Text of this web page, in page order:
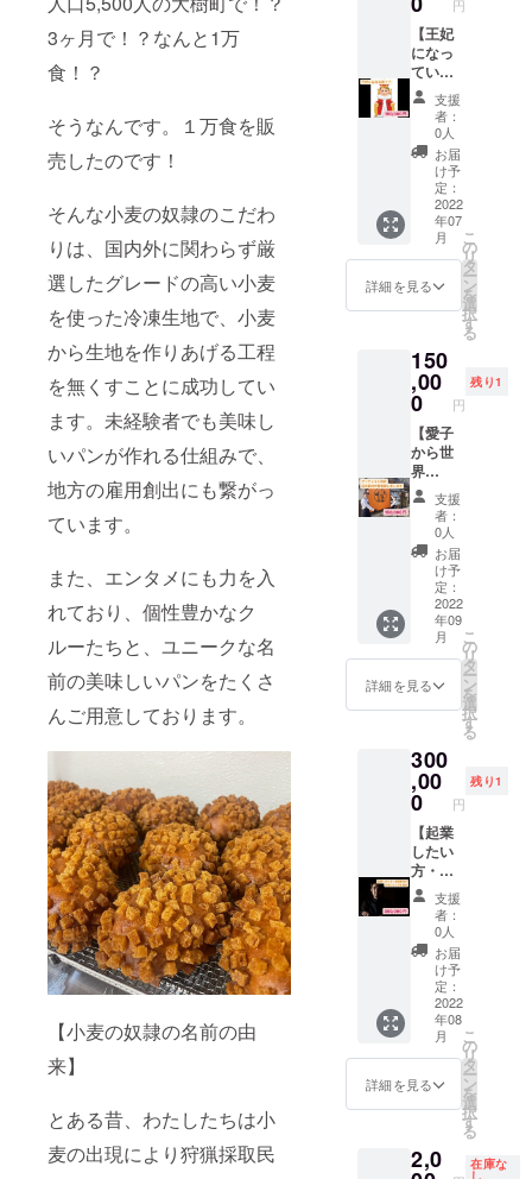
3ヶ月で！？なんと1万
食！？
そうなんです。１万食を販
売したのです！
そんな小麦の奴隷のこだわ
りは、国内外に関わらず厳
選したグレードの高い小麦
を使った冷凍生地で、小麦
から生地を作りあげる工程
を無くすことに成功してい
ます。未経験者でも美味し
いパンが作れる仕組みで、
地方の雇用創出にも繋がっ
ています。
また、エンタメにも力を入
れており、個性豊かなク
ルーたちと、ユニークな名
前の美味しいパンをたくさ
んご用意しております。
【小麦の奴隷の名前の由
来】
とある昔、わたしたちは小
麦の出現により狩猟採取民
小さく
なる可
能性が
ありま
すので
ご了承
くださ
い。
※小麦の
奴隷 仙
台愛子
店の
SNSア
カウン
トが存
在する
限り投
稿は残
ります
■提供施
設 ・学
愛子学
園 大沢
者が多
い場
合、他
の保育
施設へ
提供す
ること
もあり
ます）
■提供予
定時
期：
2022年
9月 ■寄
贈まで
のスケ
ルにつ
いて 6
ドファ
ンディ
ング公
開最終
日 7月
支援総
額をも
とに計
画を作
成 8月
幼稚園
夏休み
9月 子
供達に
お届け
※変更す
もござ
います
添加物
子供た
ちへ届
ける様
子を
SNSに
投稿す
る際、
お名前
を記載
しま
す。企
業名や
ニック
ネーム
も可能
前を備
考欄に
入力し
てくだ
さい。
※小麦の
奴隷 仙
台愛子
店の
SNSア
カウン
トが存
在する
限り投
稿は残
ります
■提供施
設 ・学
幼稚園
（支援
者が多
い場
合、他
の保育
施設へ
提供す
ること
もあり
ます）
■提供予
定時
期：
2022年
9月 ■寄
贈まで
のスケ
月20日
でも一
例で
す。感
染症の
状況に
よって
は開催
されな
い場合
もあり
ますの
でご了
承くだ
さい。
■ロゴや
はメー
ルにて
対応い
たしま
す ■期
間：
2022年
7月1日
から
2023年
7月末 ■
掲載方
法：A4
サイズ
の額縁
にスポ
ンサー
様の一
入れる
予定で
す。小
口スポ
ンサー
様は小
さめ、
大口ス
ポン
サー様
は大き
めの文
字で掲
載され
ます。
支援者
数が増
えれば
なる可
合わせ
ての実
施とな
ること
もあり
ます。
■リター
ン内容
・1万円
分のパ
ン購入
※1,000
円分の
パン購
入券10
枚を郵
す（譲
渡可能
です）
※お釣り
は出ま
せんの
でご注
意くだ
さい ※
パン購
入券の
有効期
限は
2023年
7月末と
なりま
す ・近
隣の保
育園の
子供た
60,000
円相当
のパン
を提供
（例：
280〜
310名様
分） ※
保育施
設と相
談しパ
ンの種
類を決
めま
す。お
届け前
に種類
や個数
をメー
ルにて
しま
す。 ・
て頂き
ます！
■リター
ン内容
・店内
に国王
風の肖
像画を
飾らせ
ていた
だきま
す。 ・
12万円
分のパ
ン購入
券
※1,000
パン購
入券120
枚を郵
送しま
す（譲
渡可能
です）
※お釣り
は出ま
せんの
でご注
意くだ
さい ※
パン購
入券の
有効期
限は
2023年
7月末と
なりま
王期
間：
2023年
7月末
（この
日まで
肖像画
を飾り
ま
す！）
円
【王妃
になっ
ていた
だきま
す！！
】 小麦
の奴隷
仙台愛
子店の
王妃に
なって
いただ
きま
す。 ご
来店の
際は
様！」
と御呼
びさせ
て頂き
ます！
■リター
ン内容
・店内
に王妃
風の肖
像画を
飾らせ
ていた
だきま
す。 ・
12万円
分のパ
ン購入
券
※1,000
パン購
入券120
枚を郵
送しま
す（譲
渡可能
です）
※お釣り
は出ま
せんの
でご注
意くだ
さい ※
パン購
入券の
有効期
限は
2023年
7月末と
なりま
妃期
間：
支援
者：
0人
お届
け予
定：
2022
年07
月
詳細を見る
こ
の
リ
タ
ー
ン
を
選
択
す
る
150
,00
0 円
残り1
【愛子
から世
界
へ！？
店の前
の大看
板！あ
なたの
アート
で埋め
ません
か】 ※
アー
ティス
ト向け
のリ
です 半
年間、
店の前
の大き
な看板
貸し出
しま
す。
テーマ
は小
麦！！
店内に
てアー
ティス
ト（支
援者）
様の紹
介等も
させて
いただ
す！ ■
小麦と
支援
者：
0人
お届
け予
定：
2022
年09
月
詳細を見る
こ
の
リ
タ
ー
ン
を
選
択
す
る
300
,00
0 円
残り1
【起業
したい
方・経
営者向
け しゃ
ちょー
のガチ
コンサ
ル】 あ
なたの
ビジネ
スの相
談乗り
ます！
60分の
ミー
グを計3
回行い
支援
者：
0人
お届
け予
定：
2022
年08
月
詳細を見る
こ
の
リ
タ
ー
ン
を
選
択
す
る
2,0 在庫な
し